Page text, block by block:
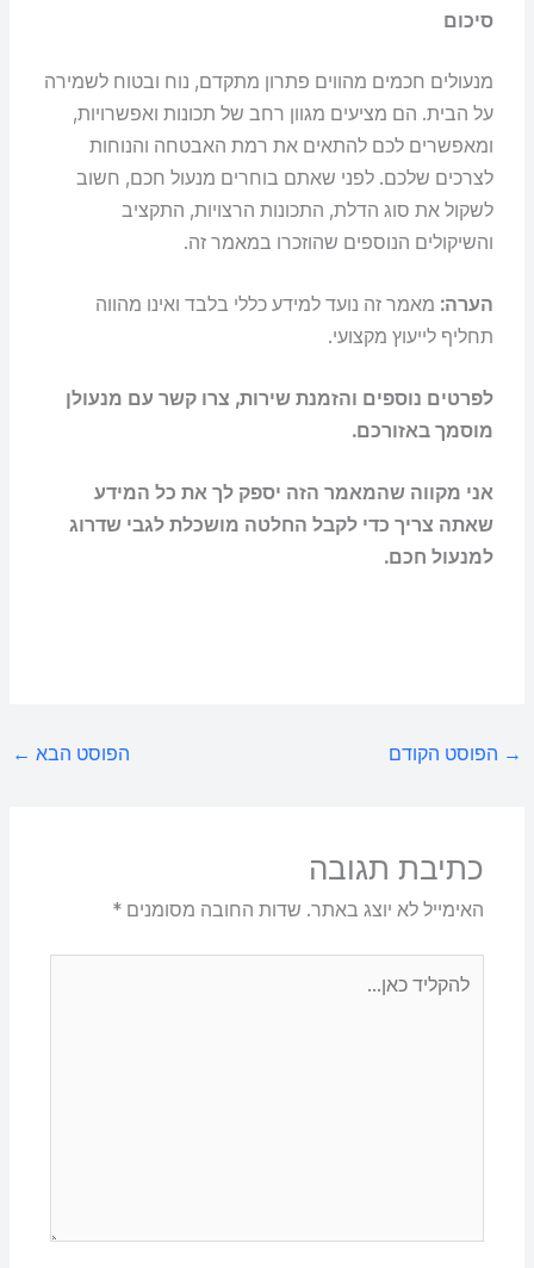
סיכום
מנעולים חכמים מהווים פתרון מתקדם, נוח ובטוח לשמירה
על הבית. הם מציעים מגוון רחב של תכונות ואפשרויות,
ומאפשרים לכם להתאים את רמת האבטחה והנוחות
לצרכים שלכם. לפני שאתם בוחרים מנעול חכם, חשוב
לשקול את סוג הדלת, התכונות הרצויות, התקציב
והשיקולים הנוספים שהוזכרו במאמר זה.
הערה: מאמר זה נועד למידע כללי בלבד ואינו מהווה
תחליף לייעוץ מקצועי.
לפרטים נוספים והזמנת שירות, צרו קשר עם מנעולן
מוסמך באזורכם.
אני מקווה שהמאמר הזה יספק לך את כל המידע
שאתה צריך כדי לקבל החלטה מושכלת לגבי שדרוג
למנעול חכם.
→ הפוסט הקודם הפוסט הבא ←
כתיבת תגובה
האימייל לא יוצג באתר. שדות החובה מסומנים *